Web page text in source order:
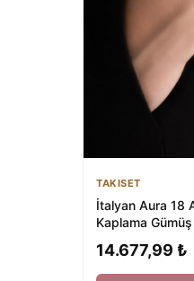
TAKISET
İtalyan Aura 18
Kaplama
14.677,99 ₺